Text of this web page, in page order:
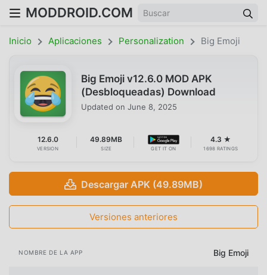
MODDROID.COM
Inicio Aplicaciones Personalization Big Emoji
Big Emoji v12.6.0 MOD APK
(Desbloqueadas) Download
Updated on June 8, 2025
12.6.0
VERSION
49.89MB
SIZE GET IT ON
4.3 ★
1698 RATINGS
Descargar APK (49.89MB)
Versiones anteriores
NOMBRE DE LA APP Big Emoji